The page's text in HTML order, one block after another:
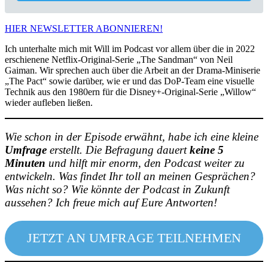
HIER NEWSLETTER ABONNIEREN!
Ich unterhalte mich mit Will im Podcast vor allem über die in 2022
erschienene Netflix-Original-Serie „The Sandman“ von Neil
Gaiman. Wir sprechen auch über die Arbeit an der Drama-Miniserie
„The Pact“ sowie darüber, wie er und das DoP-Team eine visuelle
Technik aus den 1980ern für die Disney+-Original-Serie „Willow“
wieder aufleben ließen.
Wie schon in der Episode erwähnt, habe ich eine kleine
Umfrage erstellt. Die Befragung dauertkeine 5
Minuten und hilft mir enorm, den Podcast weiter zu
entwickeln. Was findet Ihr toll an meinen Gesprächen?
Was nicht so? Wie könnte der Podcast in Zukunft
aussehen? Ich freue mich auf Eure Antworten!
JETZT AN UMFRAGE TEILNEHMEN